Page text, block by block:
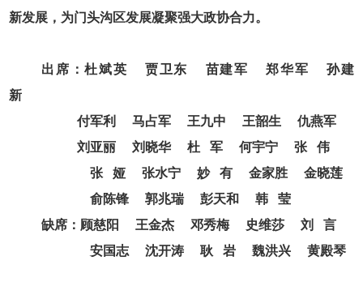
新发展，为门头沟区发展凝聚强大政协合力。
出席：杜斌英 贾卫东 苗建军 郑华军
孙建
新
付军利
马占军 王九中 王韶生
仇燕军
刘亚丽
刘晓华 杜 军 何宇宁 张
伟
张
娅 张水宁 妙 有 金家胜
金晓莲
俞陈锋
郭兆瑞 彭天和 韩
莹
缺席：顾慈阳
王金杰 邓秀梅 史维莎 刘
言
安国志
沈开涛 耿 岩 魏洪兴 黄殿琴